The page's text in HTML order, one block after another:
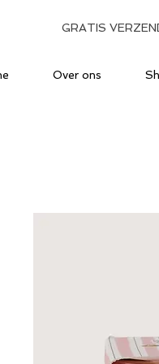
GRATIS
Over ons